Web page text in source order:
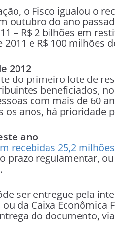
o Fisco igualou o
outubro do ano
– R$ 2 bilhões em
e R$ 100 milhões
2012
do primeiro lote de
beneficiados,
com mais de 60
os anos, há prioridade
ano
recebidas 25,2
prazo regulamentar,
ser entregue pela
ou da Caixa Econômica
do documento,